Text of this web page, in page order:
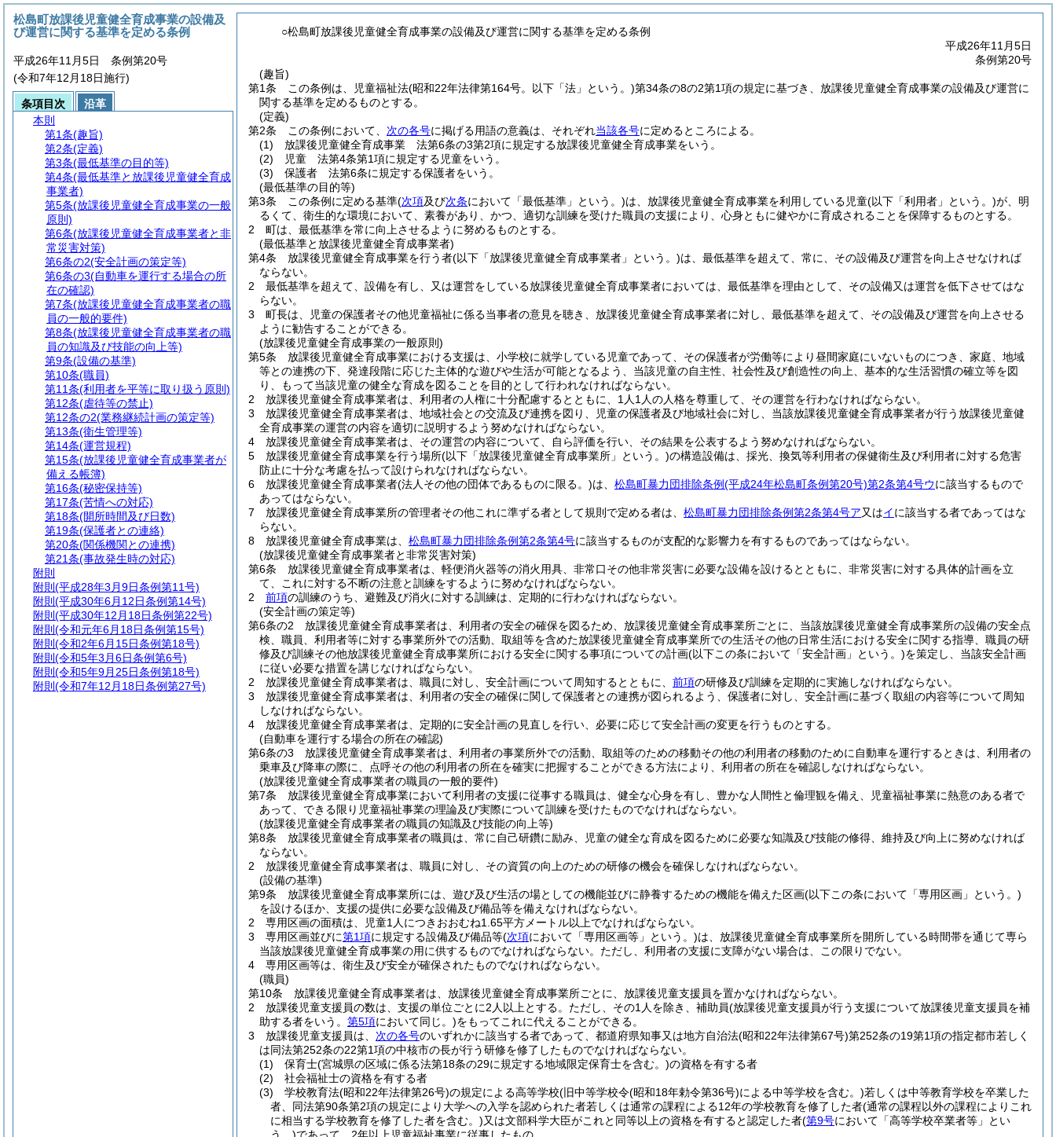
○松島町放課後児童健全育成事業の設備及び運営に関する基準を定める条例
平成26年11月5日
条例第20号
(趣旨)
第1条
この条例は、児童福祉法(昭和22年法律第164号。以下「法」という。)第34条の8の2第1項の規定に基づき、放課後児童健全育成事業の設備及び運営に
関する基準を定めるものとする。
(定義)
第2条
この条例において、 次の各号に掲げる用語の意義は、それぞれ当該各号に定めるところによる。
(1)
放課後児童健全育成事業 法第6条の3第2項に規定する放課後児童健全育成事業をいう。
(2)
児童 法第4条第1項に規定する児童をいう。
(3)
保護者 法第6条に規定する保護者をいう。
(最低基準の目的等)
第3条
この条例に定める基準(次項及び次条において「最低基準」という。)は、放課後児童健全育成事業を利用している児童(以下「利用者」という。)が、明
るくて、衛生的な環境において、素養があり、かつ、適切な訓練を受けた職員の支援により、心身ともに健やかに育成されることを保障するものとする。
2
町は、最低基準を常に向上させるように努めるものとする。
(最低基準と放課後児童健全育成事業者)
第4条
放課後児童健全育成事業を行う者(以下「放課後児童健全育成事業者」という。)は、最低基準を超えて、常に、その設備及び運営を向上させなければ
ならない。
2
最低基準を超えて、設備を有し、又は運営をしている放課後児童健全育成事業者においては、最低基準を理由として、その設備又は運営を低下させてはな
らない。
3
町長は、児童の保護者その他児童福祉に係る当事者の意見を聴き、放課後児童健全育成事業者に対し、最低基準を超えて、その設備及び運営を向上させる
ように勧告することができる。
(放課後児童健全育成事業の一般原則)
第5条
放課後児童健全育成事業における支援は、小学校に就学している児童であって、その保護者が労働等により昼間家庭にいないものにつき、家庭、地域
等との連携の下、発達段階に応じた主体的な遊びや生活が可能となるよう、当該児童の自主性、社会性及び創造性の向上、基本的な生活習慣の確立等を図
り、もって当該児童の健全な育成を図ることを目的として行われなければならない。
2
放課後児童健全育成事業者は、利用者の人権に十分配慮するとともに、1人1人の人格を尊重して、その運営を行わなければならない。
3
放課後児童健全育成事業者は、地域社会との交流及び連携を図り、児童の保護者及び地域社会に対し、当該放課後児童健全育成事業者が行う放課後児童健
全育成事業の運営の内容を適切に説明するよう努めなければならない。
4
放課後児童健全育成事業者は、その運営の内容について、自ら評価を行い、その結果を公表するよう努めなければならない。
5
放課後児童健全育成事業を行う場所(以下「放課後児童健全育成事業所」という。)の構造設備は、採光、換気等利用者の保健衛生及び利用者に対する危害
防止に十分な考慮を払って設けられなければならない。
6
放課後児童健全育成事業者(法人その他の団体であるものに限る。)は、 松島町暴力団排除条例(平成24年松島町条例第20号)第2条第4号ウに該当するもので
あってはならない。
7
放課後児童健全育成事業所の管理者その他これに準ずる者として規則で定める者は、 松島町暴力団排除条例第2条第4号ア又はイに該当する者であってはな
らない。
8
放課後児童健全育成事業は、 松島町暴力団排除条例第2条第4号に該当するものが支配的な影響力を有するものであってはならない。
(放課後児童健全育成事業者と非常災害対策)
第6条
放課後児童健全育成事業者は、軽便消火器等の消火用具、非常口その他非常災害に必要な設備を設けるとともに、非常災害に対する具体的計画を立
て、これに対する不断の注意と訓練をするように努めなければならない。
2
前項の訓練のうち、避難及び消火に対する訓練は、定期的に行わなければならない。
(安全計画の策定等)
第6条の2
放課後児童健全育成事業者は、利用者の安全の確保を図るため、放課後児童健全育成事業所ごとに、当該放課後児童健全育成事業所の設備の安全点
検、職員、利用者等に対する事業所外での活動、取組等を含めた放課後児童健全育成事業所での生活その他の日常生活における安全に関する指導、職員の研
修及び訓練その他放課後児童健全育成事業所における安全に関する事項についての計画(以下この条において「安全計画」という。)を策定し、当該安全計画
に従い必要な措置を講じなければならない。
2
放課後児童健全育成事業者は、職員に対し、安全計画について周知するとともに、 前項の研修及び訓練を定期的に実施しなければならない。
3
放課後児童健全育成事業者は、利用者の安全の確保に関して保護者との連携が図られるよう、保護者に対し、安全計画に基づく取組の内容等について周知
しなければならない。
4
放課後児童健全育成事業者は、定期的に安全計画の見直しを行い、必要に応じて安全計画の変更を行うものとする。
(自動車を運行する場合の所在の確認)
第6条の3
放課後児童健全育成事業者は、利用者の事業所外での活動、取組等のための移動その他の利用者の移動のために自動車を運行するときは、利用者の
乗車及び降車の際に、点呼その他の利用者の所在を確実に把握することができる方法により、利用者の所在を確認しなければならない。
(放課後児童健全育成事業者の職員の一般的要件)
第7条
放課後児童健全育成事業において利用者の支援に従事する職員は、健全な心身を有し、豊かな人間性と倫理観を備え、児童福祉事業に熱意のある者で
あって、できる限り児童福祉事業の理論及び実際について訓練を受けたものでなければならない。
(放課後児童健全育成事業者の職員の知識及び技能の向上等)
第8条
放課後児童健全育成事業者の職員は、常に自己研鑽に励み、児童の健全な育成を図るために必要な知識及び技能の修得、維持及び向上に努めなければ
ならない。
2
放課後児童健全育成事業者は、職員に対し、その資質の向上のための研修の機会を確保しなければならない。
(設備の基準)
第9条
放課後児童健全育成事業所には、遊び及び生活の場としての機能並びに静養するための機能を備えた区画(以下この条において「専用区画」という。)
を設けるほか、支援の提供に必要な設備及び備品等を備えなければならない。
2
専用区画の面積は、児童1人につきおおむね1.65平方メートル以上でなければならない。
3
専用区画並びに第1項に規定する設備及び備品等(次項において「専用区画等」という。)は、放課後児童健全育成事業所を開所している時間帯を通じて専ら
当該放課後児童健全育成事業の用に供するものでなければならない。 ただし、利用者の支援に支障がない場合は、この限りでない。
4
専用区画等は、衛生及び安全が確保されたものでなければならない。
(職員)
第10条
放課後児童健全育成事業者は、放課後児童健全育成事業所ごとに、放課後児童支援員を置かなければならない。
2
放課後児童支援員の数は、支援の単位ごとに2人以上とする。 ただし、その1人を除き、補助員(放課後児童支援員が行う支援について放課後児童支援員を補
助する者をいう。 第5項において同じ。)をもってこれに代えることができる。
3
放課後児童支援員は、 次の各号のいずれかに該当する者であって、都道府県知事又は地方自治法(昭和22年法律第67号)第252条の19第1項の指定都市若しく
は同法第252条の22第1項の中核市の長が行う研修を修了したものでなければならない。
(1)
保育士(宮城県の区域に係る法第18条の29に規定する地域限定保育士を含む。)の資格を有する者
(2)
社会福祉士の資格を有する者
(3)
学校教育法(昭和22年法律第26号)の規定による高等学校(旧中等学校令(昭和18年勅令第36号)による中等学校を含む。)若しくは中等教育学校を卒業した
者、同法第90条第2項の規定により大学への入学を認められた者若しくは通常の課程による12年の学校教育を修了した者(通常の課程以外の課程によりこれ
に相当する学校教育を修了した者を含む。)又は文部科学大臣がこれと同等以上の資格を有すると認定した者(第9号において「高等学校卒業者等」とい
松島町放課後児童健全育成事業の設備及
び運営に関する基準を定める条例
平成26年11月5日 条例第20号
(令和7年12月18日施行)
条項目次
沿革
本則
第1条(趣旨)
第2条(定義)
第3条(最低基準の目的等)
第4条(最低基準と放課後児童健全育成
事業者)
第5条(放課後児童健全育成事業の一般
原則)
第6条(放課後児童健全育成事業者と非
常災害対策)
第6条の2(安全計画の策定等)
第6条の3(自動車を運行する場合の所
在の確認)
第7条(放課後児童健全育成事業者の職
員の一般的要件)
第8条(放課後児童健全育成事業者の職
員の知識及び技能の向上等)
第9条(設備の基準)
第10条(職員)
第11条(利用者を平等に取り扱う原則)
第12条(虐待等の禁止)
第12条の2(業務継続計画の策定等)
第13条(衛生管理等)
第14条(運営規程)
第15条(放課後児童健全育成事業者が
備える帳簿)
第16条(秘密保持等)
第17条(苦情への対応)
第18条(開所時間及び日数)
第19条(保護者との連絡)
第20条(関係機関との連携)
第21条(事故発生時の対応)
附則
附則 (平成28年3月9日条例第11号)
附則 (平成30年6月12日条例第14号)
附則 (平成30年12月18日条例第22号)
附則 (令和元年6月18日条例第15号)
附則 (令和2年6月15日条例第18号)
附則 (令和5年3月6日条例第6号)
附則 (令和5年9月25日条例第18号)
附則 (令和7年12月18日条例第27号)